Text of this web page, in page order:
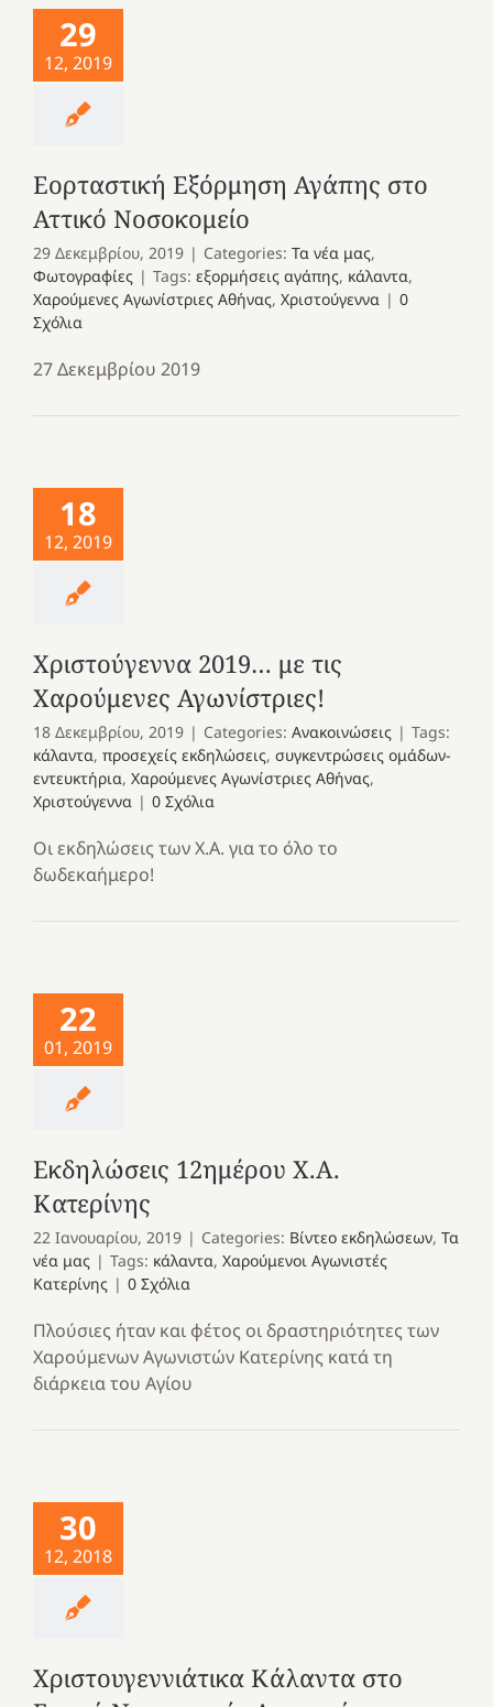
29
12, 2019
Εορταστική Εξόρμηση Αγάπης στο
Αττικό Νοσοκομείο
29 Δεκεμβρίου, 2019 | Categories: Τα νέα μας,
Φωτογραφίες | Tags: εξορμήσεις αγάπης, κάλαντα,
Χαρούμενες Αγωνίστριες Αθήνας, Χριστούγεννα | 0
Σχόλια
27 Δεκεμβρίου 2019
18
12, 2019
Χριστούγεννα 2019… με τις
Χαρούμενες Αγωνίστριες!
18 Δεκεμβρίου, 2019 | Categories: Ανακοινώσεις | Tags:
κάλαντα, προσεχείς εκδηλώσεις, συγκεντρώσεις ομάδων-
εντευκτήρια, Χαρούμενες Αγωνίστριες Αθήνας,
Χριστούγεννα | 0 Σχόλια
Οι εκδηλώσεις των Χ.Α. για το όλο το
δωδεκαήμερο!
22
01, 2019
Εκδηλώσεις 12ημέρου Χ.Α.
Κατερίνης
22 Ιανουαρίου, 2019 | Categories: Βίντεο εκδηλώσεων, Τα
νέα μας | Tags: κάλαντα, Χαρούμενοι Αγωνιστές
Κατερίνης | 0 Σχόλια
Πλούσιες ήταν και φέτος οι δραστηριότητες των
Χαρούμενων Αγωνιστών Κατερίνης κατά τη
διάρκεια του Αγίου
30
12, 2018
Χριστουγεννιάτικα Κάλαντα στο